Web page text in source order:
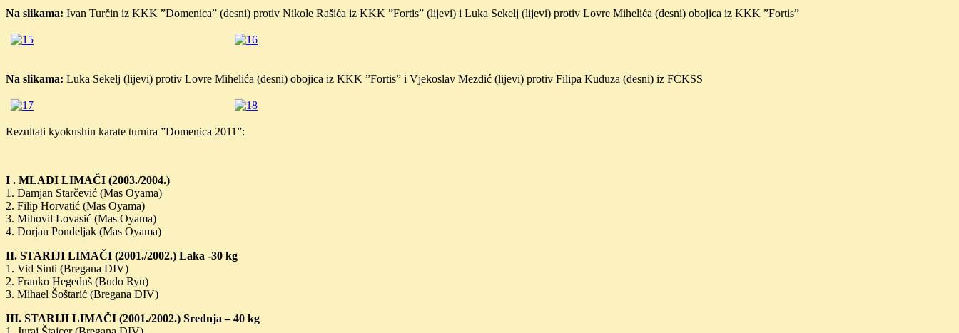
Na slikama: Ivan Turčin iz KKK ”Domenica” (desni) protiv Nikole Rašića iz KKK ”Fortis” (lijevi) i Luka Sekelj (lijevi) protiv Lovre Mihelića (desni) obojica iz KKK ”Fortis”
Na slikama: Luka Sekelj (lijevi) protiv Lovre Mihelića (desni) obojica iz KKK ”Fortis” i Vjekoslav Mezdić (lijevi) protiv Filipa Kuduza (desni) iz FCKSS
Rezultati kyokushin karate turnira ”Domenica 2011”:
I . MLAĐI LIMAČI (2003./2004.)
1. Damjan Starčević (Mas Oyama)
2. Filip Horvatić (Mas Oyama)
3. Mihovil Lovasić (Mas Oyama)
4. Dorjan Pondeljak (Mas Oyama)
II. STARIJI LIMAČI (2001./2002.) Laka -30 kg
1. Vid Sinti (Bregana DIV)
2. Franko Hegeduš (Budo Ryu)
3. Mihael Šoštarić (Bregana DIV)
III. STARIJI LIMAČI (2001./2002.) Srednja – 40 kg